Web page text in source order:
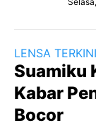
LENSA TERKINI
Suamiku
Kabar
Bocor